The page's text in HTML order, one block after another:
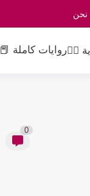
👳‍♂️روايات كاملة 📕
0